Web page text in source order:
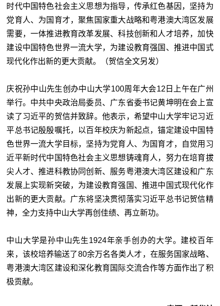
时代中国特色社会主义思想为指导，传承红色基因，坚持为
党育人、为国育才，聚焦国家重大战略和粤港澳大湾区发展
需要，一体推进教育改革发展、科技创新和人才培养，加快
建设中国特色世界一流大学，为建设教育强国、推进中国式
现代化作出新的更大贡献。（贺信全文另发）
庆祝孙中山先生创办中山大学100周年大会12日上午在广州
举行。中共中央政治局委员、广东省委书记黄坤明在会上宣
读了习近平的贺信并致辞。他表示，希望中山大学牢记习近
平总书记殷殷嘱托，以百年校庆为新起点，锚定建设中国特
色世界一流大学目标，坚持为党育人、为国育才，自觉用习
近平新时代中国特色社会主义思想铸魂育人，努力在培育拔
尖人才、推进科教协同创新、服务粤港澳大湾区建设和广东
发展上实现新突破，为建设教育强国、推进中国式现代化作
出新的更大贡献。广东将坚决贯彻落实习近平总书记贺信精
神，全力支持中山大学再创佳绩、再立新功。
中山大学是孙中山先生1924年亲手创办的大学。建校百年
来，该校培养输送了80余万名各类人才，在服务国家战略、
粤港澳大湾区建设和深化教育国际交流合作等方面作出了积
极贡献。